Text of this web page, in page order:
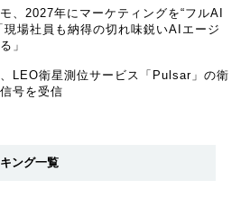
、2027年にマーケティングを“フルAI
場社員も納得の切れ味鋭いAIエージ
」
LEO衛星測位サービス「Pulsar」の衛
号を受信
ング一覧